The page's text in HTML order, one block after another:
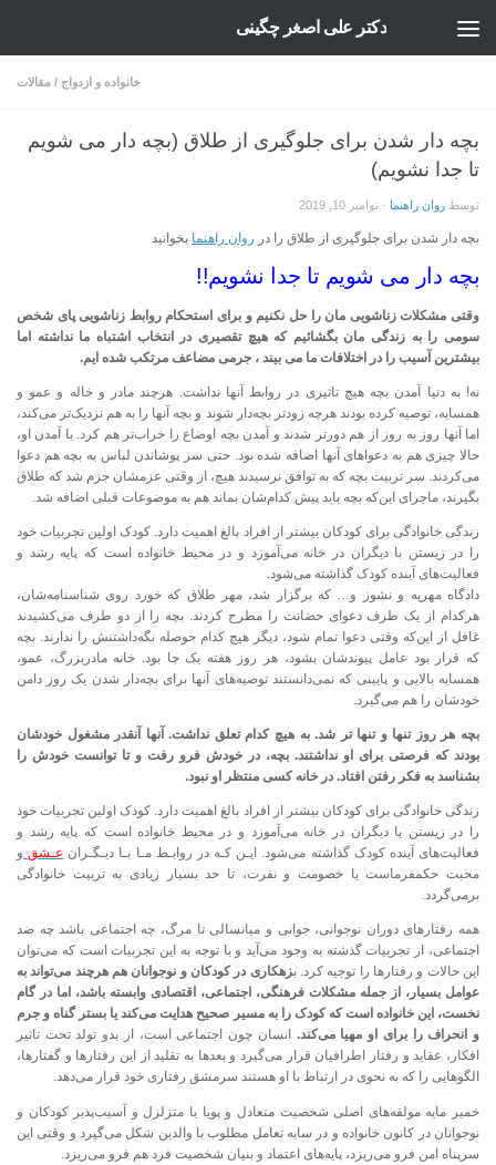
دکتر علی اصغر چگینی
خانواده و ازدواج / مقالات
بچه دار شدن برای جلوگیری از طلاق (بچه دار می شویم
تا جدا نشویم)
توسط روان راهنما · نوامبر 10, 2019
بچه دار شدن برای جلوگیری از طلاق را در روان راهنما بخوانید
بچه دار می شویم تا جدا نشویم!!
وقتی مشکلات زناشویی مان را حل نکنیم و برای استحکام روابط زناشویی پای شخص
سومی را به زندگی مان بگشائیم که هیچ تقصیری در انتخاب اشتباه ما نداشته اما
بیشترین آسیب را در اختلافات ما می بیند ، جرمی مضاعف مرتکب شده ایم.
نه! به دنیا آمدن بچه هیچ تاثیری در روابط آنها نداشت. هرچند مادر و خاله و عمو و
همسایه، توصیه کرده بودند هرچه زودتر بچه‌دار شوند و بچه آنها را به هم نزدیک‌تر می‌کند،
اما آنها روز به روز از هم دورتر شدند و آمدن بچه اوضاع را خراب‌تر هم کرد. با آمدن او،
حالا چیزی هم به دعواهای آنها اضافه شده بود. حتی سر پوشاندن لباس به بچه هم دعوا
می‌کردند. سر تربیت بچه که به توافق نرسیدند هیچ، از وقتی عزمشان جزم شد که طلاق
بگیرند، ماجرای این‌که بچه باید پیش کدام‌شان بماند هم به موضوعات قبلی اضافه شد.
زندگی خانوادگی برای کودکان بیشتر از افراد بالغ اهمیت دارد. کودک اولین تجربیات خود
را در زیستن با دیگران در خانه می‌آموزد و در محیط خانواده است که پایه رشد و
فعالیت‌های آینده کودک گذاشته می‌شود.
دادگاه مهریه و نشوز و… که برگزار شد، مهر طلاق که خورد روی شناسنامه‌شان،
هرکدام از یک طرف دعوای حضانت را مطرح کردند. بچه را از دو طرف می‌کشیدند
غافل از این‌که وقتی دعوا تمام شود، دیگر هیچ کدام حوصله نگه‌داشتنش را ندارند. بچه
که قرار بود عامل پیوندشان بشود، هر روز هفته یک جا بود. خانه مادربزرگ، عمو،
همسایه بالایی و پایینی که نمی‌دانستند توصیه‌های آنها برای بچه‌دار شدن یک روز دامن
خودشان را هم می‌گیرد.
بچه هر روز تنها و تنها تر شد. به هیچ کدام تعلق نداشت. آنها آنقدر مشغول خودشان
بودند که فرصتی برای او نداشتند. بچه، در خودش فرو رفت و تا توانست خودش را
بشناسد به فکر رفتن افتاد. در خانه کسی منتظر او نبود.
زندگی خانوادگی برای کودکان بیشتر از افراد بالغ اهمیت دارد. کودک اولین تجربیات خود
را در زیستن با دیگران در خانه می‌آموزد و در محیط خانواده است که پایه رشد و
فعالیت‌های آینده کودک گذاشته می‌شود. ایـن‌ کـه در روابـط مـا بـا دیـگـران عـشق و
محبت حکمفرماست یا خصومت و نفرت، تا حد بسیار زیادی به تربیت خانوادگی
بر‌می‌گردد.
همه رفتارهای دوران نوجوانی، جوانی و میانسالی تا مرگ، چه اجتماعی باشد چه ضد
اجتماعی، از تجربیات گذشته به وجود می‌آید و با توجه به این تجربیات است که می‌توان
این حالات و رفتارها را توجیه کرد. بزهکاری در کودکان و نوجوانان هم هرچند می‌تواند به
عوامل بسیار، از جمله مشکلات فرهنگی، اجتماعی، اقتصادی وابسته باشد، اما در گام
نخست، این خانواده است که کودک را به مسیر صحیح هدایت می‌کند یا بستر گناه و جرم
و انحراف را برای او مهیا می‌کند. انسان چون اجتماعی است، از بدو تولد تحت تاثیر
افکار، عقاید و رفتار اطرافیان قرار می‌گیرد و بعدها به تقلید از این رفتارها و گفتارها،
الگوهایی را که به نحوی در ارتباط با او هستند سرمشق رفتاری خود قرار می‌دهد.
خمیر مایه مولفه‌های اصلی شخصیت متعادل و پویا یا متزلزل و آسیب‌پذیر کودکان و
نوجوانان در کانون خانواده و در سایه تعامل مطلوب با والدین شکل می‌گیرد و وقتی این
سرپناه امن فرو می‌ریزد، پایه‌های اعتماد و بنیان شخصیت فرد هم فرو می‌ریزد.